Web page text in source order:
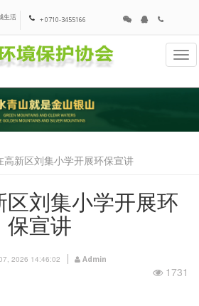
生活
+ 0710-3455166
高新区刘集小学开展环保宣讲
刘集小学开展环
保宣讲
2026 14:46:02 Admin
1731